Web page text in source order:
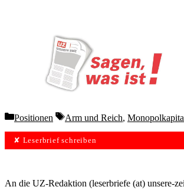
Categories
Positionen Tags
Arm und Reich,
✘ Leserbrief schreiben
An die UZ-Redaktion (leserbriefe (at) unsere-